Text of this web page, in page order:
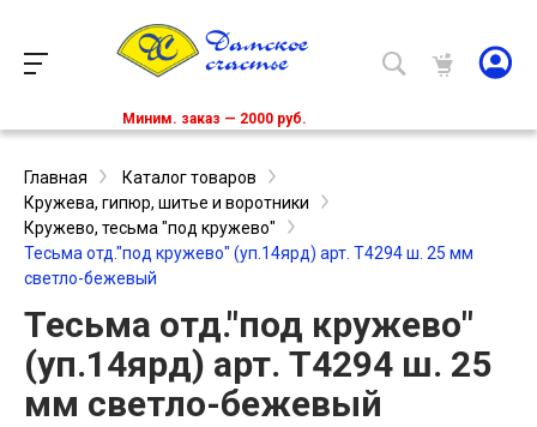
Миним. заказ — 2000 руб.
Главная
Каталог товаров
Кружева, гипюр, шитье и воротники
Кружево, тесьма "под кружево"
Тесьма отд."под кружево" (уп.14ярд) арт. T4294 ш. 25 мм
светло-бежевый
Тесьма отд."под кружево"
(уп.14ярд) арт. T4294 ш. 25
мм светло-бежевый